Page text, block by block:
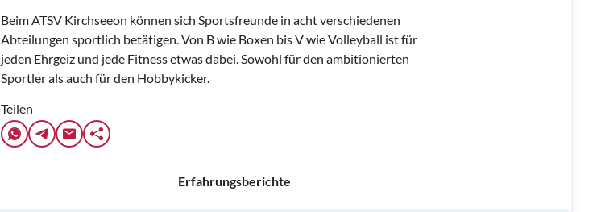
Beim ATSV Kirchseeon können sich Sportsfreunde in acht verschiedenen
Abteilungen sportlich betätigen. Von B wie Boxen bis V wie Volleyball ist für
jeden Ehrgeiz und jede Fitness etwas dabei. Sowohl für den ambitionierten
Sportler als auch für den Hobbykicker.
Teilen
Erfahrungsberichte